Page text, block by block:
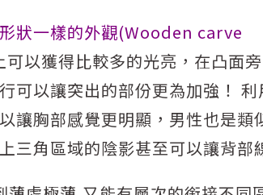
狀一樣的外觀(Wooden carve
以獲得比較多的光亮，在凸面
可以讓突出的部份更為加強！ 利
讓胸部感覺更明顯，男性也是類
三角區域的陰影甚至可以讓背部